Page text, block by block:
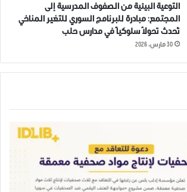
التوعية البيئية من الصفوف المدرسية إلى
المجتمع: مبادرة للبرنامج السوري للتغير المناخي
تُحدث تحولاً سلوكياً في مدارس حلب
30 مارس، 2026